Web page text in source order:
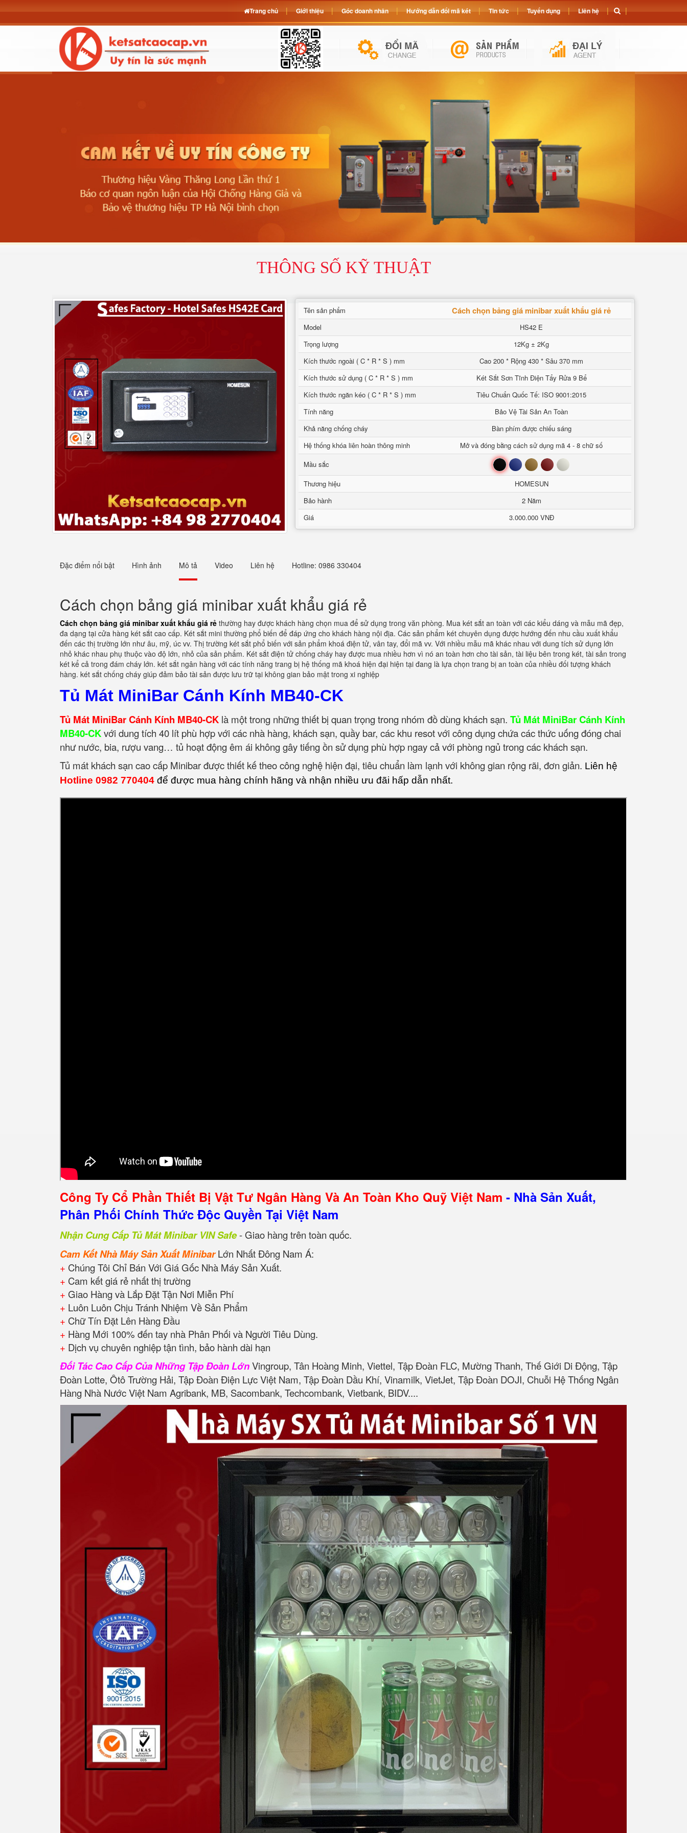
THÔNG SỐ KỸ THUẬT
Tên sản phẩm Cách chọn bảng giá minibar xuất khẩu giá rẻ
Model
HS42 E
Trọng lượng
12Kg ± 2Kg
Kích thước ngoài ( C * R * S ) mm
Cao 200 * Rộng 430 * Sâu 370 mm
Kích thước sử dụng ( C * R * S ) mm
Két Sắt Sơn Tĩnh Điện Tẩy Rửa 9 Bể
Kích thước ngăn kéo ( C * R * S ) mm
Tiêu Chuẩn Quốc Tế: ISO 9001:2015
Tính năng
Bảo Vệ Tài Sản An Toàn
Khả năng chống cháy
Bàn phím được chiếu sáng
Hệ thống khóa liên hoàn thông minh
Mở và đóng bằng cách sử dụng mã 4 - 8 chữ số
Mầu sắc
Đen Xanh Nâu Đỏ Trắng
Thương hiệu
HOMESUN
Bảo hành
2 Năm
Giá
3.000.000 VNĐ
Đặc điểm nổi bật Hình ảnh Mô tả Video Liên hệ Hotline: 0986 330404
Cách chọn bảng giá minibar xuất khẩu giá rẻ
Cách chọn bảng giá minibar xuất khẩu giá rẻ thường hay được khách hàng chọn mua để sử dụng trong văn phòng. Mua két sắt an toàn với các kiểu dáng và mẫu mã đẹp,
đa dạng tại cửa hàng két sắt cao cấp. Két sắt mini thường phổ biến để đáp ứng cho khách hàng nội địa. Các sản phẩm két chuyên dụng được hướng đến nhu cầu xuất khẩu
đến các thị trường lớn như âu, mỹ, úc vv. Thị trường két sắt phổ biến với sản phẩm khoá điện tử, vân tay, đổi mã vv. Với nhiều mẫu mã khác nhau với dung tích sử dụng lớn
nhỏ khác nhau phụ thuộc vào độ lớn, nhỏ của sản phẩm. Két sắt điện tử chống cháy hay được mua nhiều hơn vì nó an toàn hơn cho tài sản, tài liệu bên trong két, tài sản trong
két kể cả trong đám cháy lớn. két sắt ngân hàng với các tính năng trang bị hệ thống mã khoá hiện đại hiện tại đang là lựa chọn trang bị an toàn của nhiều đối tượng khách
hàng. két sắt chống cháy giúp đảm bảo tài sản được lưu trữ tại không gian bảo mật trong xi nghiệp
Tủ Mát MiniBar Cánh Kính MB40-CK
Tủ Mát MiniBar Cánh Kính MB40-CK là một trong những thiết bị quan trọng trong nhóm đồ dùng khách sạn. Tủ Mát MiniBar Cánh Kính
MB40-CKvới dung tích 40 lít phù hợp với các nhà hàng, khách sạn, quầy bar, các khu resot với công dụng chứa các thức uống đóng chai
như nước, bia, rượu vang… tủ hoạt động êm ái không gây tiếng ồn sử dụng phù hợp ngay cả với phòng ngủ trong các khách sạn.
Tủ mát khách sạn cao cấp Minibar được thiết kế theo công nghệ hiện đại, tiêu chuẩn làm lạnh với không gian rộng rãi, đơn giản. Liên hệ
Hotline 0982 770404 để được mua hàng chính hãng và nhận nhiều ưu đãi hấp dẫn nhất.
Công Ty Cổ Phần Thiết Bị Vật Tư Ngân Hàng Và An Toàn Kho Quỹ Việt Nam - Nhà Sản Xuất,
Phân Phối Chính Thức Độc Quyền Tại Việt Nam
Nhận Cung Cấp Tủ Mát Minibar VIN Safe- Giao hàng trên toàn quốc.
Cam Kết Nhà Máy Sản Xuất MinibarLớn Nhất Đông Nam Á:
+ Chúng Tôi Chỉ Bán Với Giá Gốc Nhà Máy Sản Xuất.
+ Cam kết giá rẻ nhất thị trường
+ Giao Hàng và Lắp Đặt Tận Nơi Miễn Phí
+ Luôn Luôn Chịu Tránh Nhiệm Về Sản Phẩm
+ Chữ Tín Đặt Lên Hàng Đầu
+ Hàng Mới 100% đến tay nhà Phân Phối và Người Tiêu Dùng.
+ Dịch vụ chuyên nghiệp tận tình, bảo hành dài hạn
Đối Tác Cao Cấp Của Những Tập Đoàn LớnVingroup, Tân Hoàng Minh, Viettel, Tập Đoàn FLC, Mường Thanh, Thế Giới Di Động, Tập
Đoàn Lotte, Ôtô Trường Hải, Tập Đoàn Điện Lực Việt Nam, Tập Đoàn Dầu Khí, Vinamilk, VietJet, Tập Đoàn DOJI, Chuỗi Hệ Thống Ngân
Hàng Nhà Nước Việt Nam Agribank, MB, Sacombank, Techcombank, Vietbank, BIDV....
Trang chủ Giới thiệu Góc doanh nhân Hướng dẫn đổi mã két Tin tức Tuyển dụng Liên hệ